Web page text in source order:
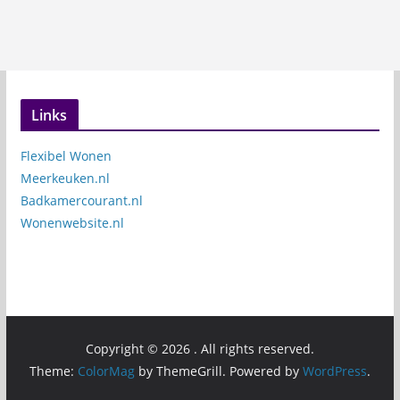
Links
Flexibel Wonen
Meerkeuken.nl
Badkamercourant.nl
Wonenwebsite.nl
Copyright © 2026 . All rights reserved.
Theme: ColorMagby ThemeGrill. Powered by WordPress.